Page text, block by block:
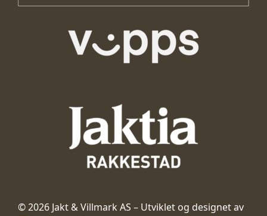
© 2026 Jakt & Villmark AS – Utviklet og designet av